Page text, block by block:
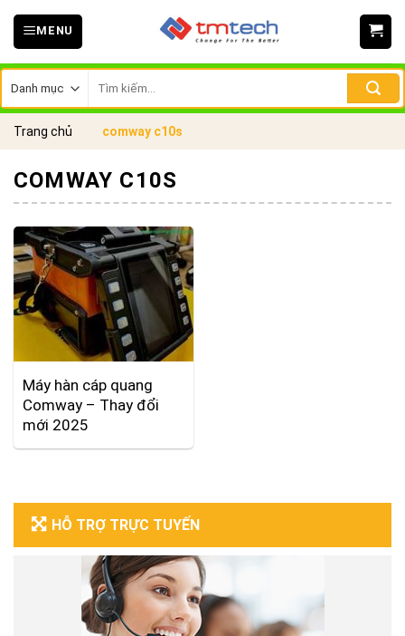
Skip
MENU
kiếm:
Trang chủ comway c10s
HỖ TRỢ TRỰC TUYẾN
COMWAY C10S
Máy hàn cáp quang
Comway – Thay đổi
mới 2025